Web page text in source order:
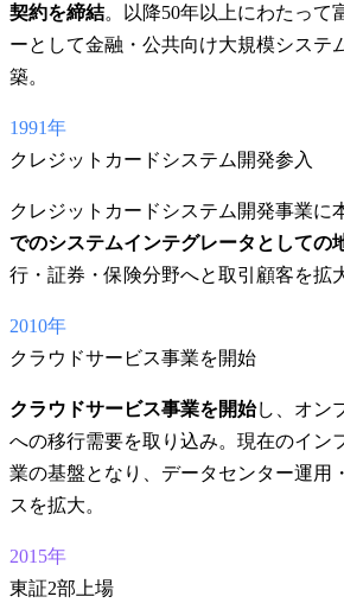
契約を締結。以降50年以上にわたって
ーとして金融・公共向け大規模システ
築。
1991年
クレジットカードシステム開発参入
クレジットカードシステム開発事業に
でのシステムインテグレータとしての
行・証券・保険分野へと取引顧客を拡
2010年
クラウドサービス事業を開始
クラウドサービス事業を開始し、オン
への移行需要を取り込み。現在のイン
業の基盤となり、データセンター運用
スを拡大。
2015年
東証2部上場